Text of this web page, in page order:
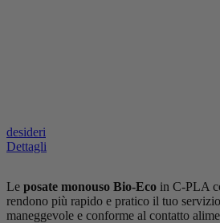
desideri
Dettagli
Le posate monouso Bio-Eco in C-PLA
rendono più rapido e pratico il tuo
maneggevole e conforme al contatto